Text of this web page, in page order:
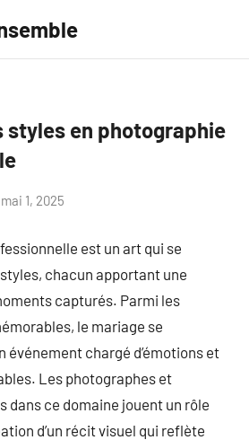
en photographie
mai 1, 2025
est un art qui se
chacun apportant une
capturés. Parmi les
le mariage se
événement chargé d’émotions et
Les photographes et
dans ce domaine jouent un rôle
d’un récit visuel qui reflète